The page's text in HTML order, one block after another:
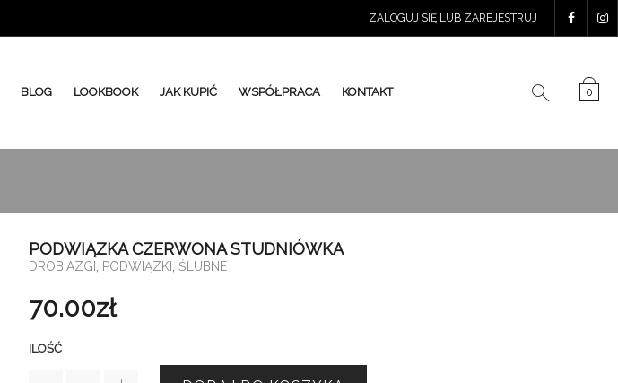
ZALOGUJ SIĘ LUB ZAREJESTRUJ
BLOG LOOKBOOK JAK KUPIĆ WSPÓŁPRACA KONTAKT 0
PODWIĄZKA CZERWONA STUDNIÓWKA
DROBIAZGI PODWIĄZKI ŚLUBNE
70.00zł
ILOŚĆ